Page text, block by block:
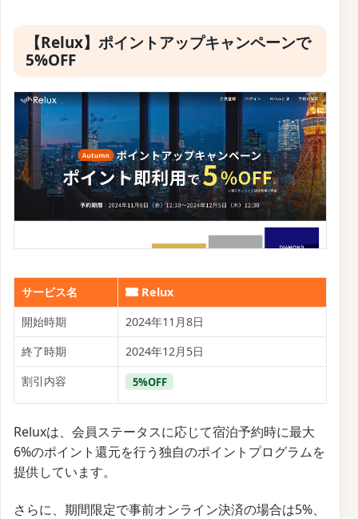
【Relux】ポイントアップキャンペーンで
5%OFF
サービス名
Relux
開始時期
2024年11月8日
終了時期
2024年12月5日
割引内容
5%OFF
Reluxは、会員ステータスに応じて宿泊予約時に最大
6%のポイント還元を行う独自のポイントプログラムを
提供しています。
さらに、期間限定で事前オンライン決済の場合は5%、